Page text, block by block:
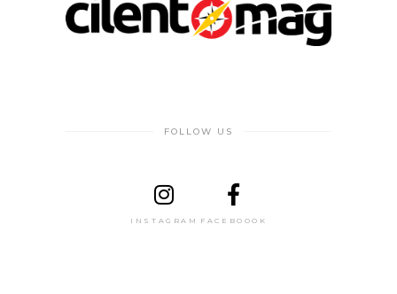
FOLLOW US
INSTAGRAM FACEBOOOK